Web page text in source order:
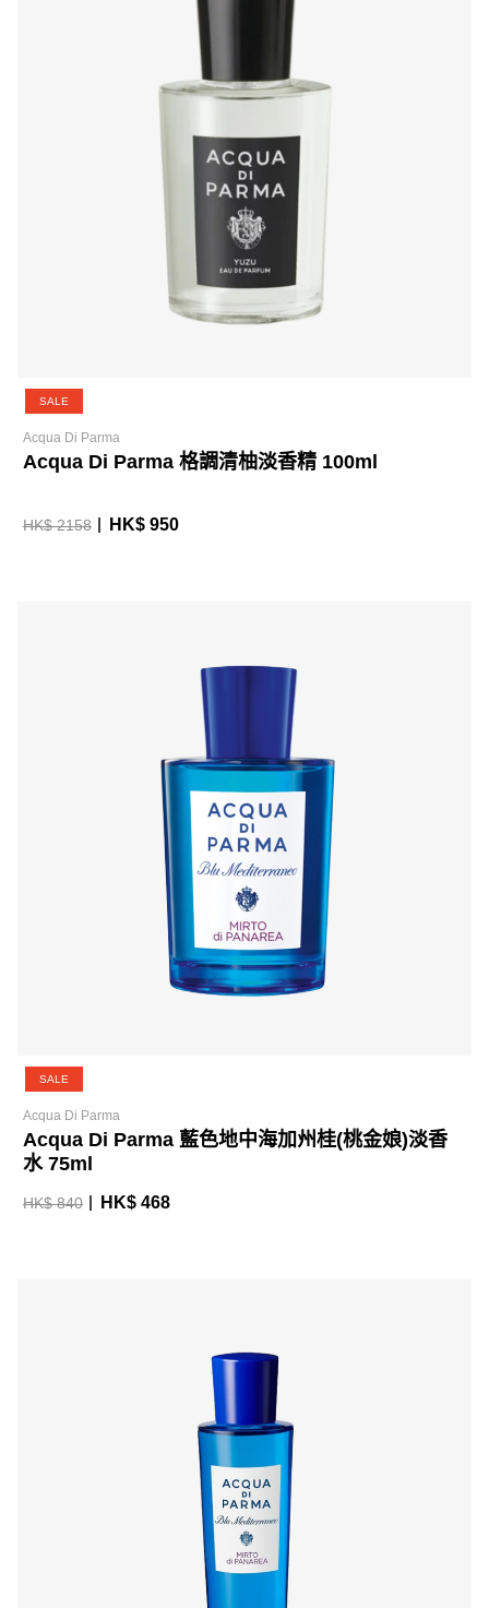
SALE
Acqua Di Parma
Acqua Di Parma 格調清柚淡香精 100ml
HK$ 2158 HK$ 950
SALE
Acqua Di Parma
Acqua Di Parma 藍色地中海加州桂(桃金娘)淡香
水 75ml
HK$ 840 HK$ 468